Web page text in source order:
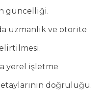
güncelliği.
uzmanlık ve otorite
yerel işletme
doğruluğu.